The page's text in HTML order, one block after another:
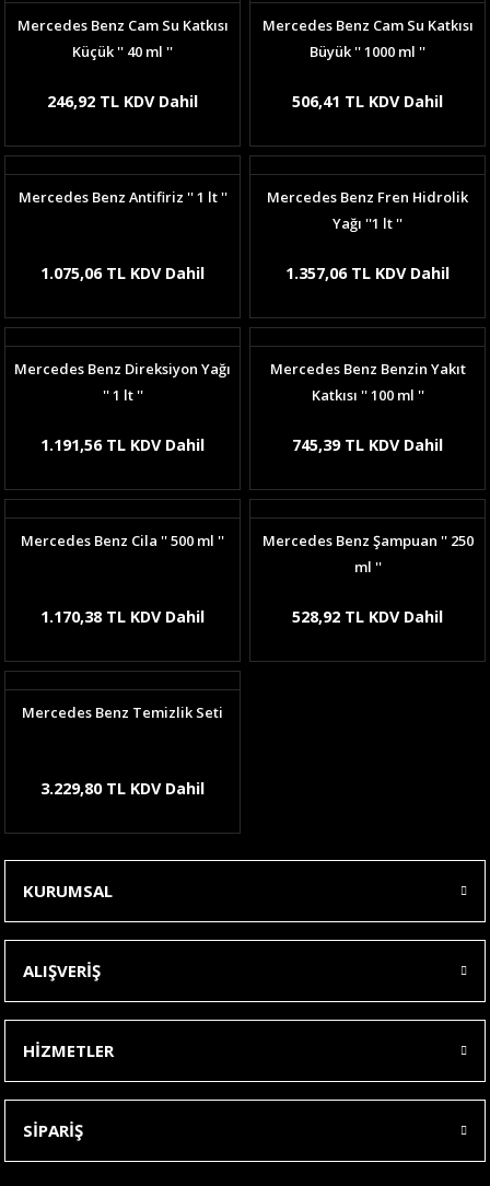
Mercedes Benz Cam Su Katkısı
Küçük '' 40 ml ''
246,92 TL KDV Dahil
Mercedes Benz Cam Su Katkısı
Büyük '' 1000 ml ''
506,41 TL KDV Dahil
Mercedes Benz Antifiriz '' 1 lt ''
1.075,06 TL KDV Dahil
Mercedes Benz Fren Hidrolik
Yağı ''1 lt ''
1.357,06 TL KDV Dahil
Mercedes Benz Direksiyon Yağı
'' 1 lt ''
1.191,56 TL KDV Dahil
Mercedes Benz Benzin Yakıt
Katkısı '' 100 ml ''
745,39 TL KDV Dahil
Mercedes Benz Cila '' 500 ml ''
1.170,38 TL KDV Dahil
Mercedes Benz Şampuan '' 250
ml ''
528,92 TL KDV Dahil
Mercedes Benz Temizlik Seti
3.229,80 TL KDV Dahil
KURUMSAL
ALIŞVERİŞ
HİZMETLER
SİPARİŞ